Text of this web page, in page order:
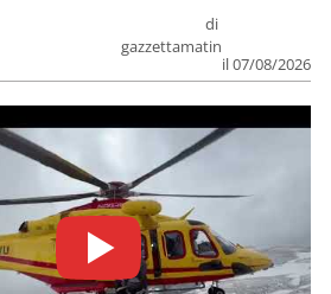
di
gazzettamatin
il 07/08/2026